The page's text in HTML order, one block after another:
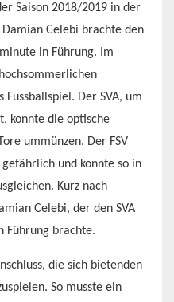
Saison 2018/2019 in der
Celebi brachte den
in Führung. Im
Der SVA, um
konnte die optische
ummünzen. Der FSV
und konnte so in
Kurz nach
Celebi, der den SVA
Führung brachte.
die sich bietenden
So musste ein